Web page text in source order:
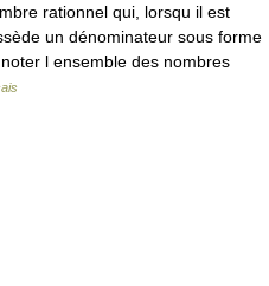
rationnel qui, lorsqu il est
un dénominateur sous forme
l ensemble des nombres